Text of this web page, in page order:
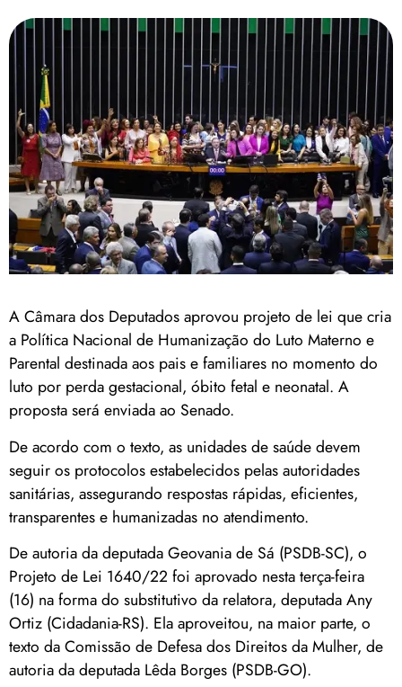
A Câmara dos Deputados aprovou projeto de lei que cria
a Política Nacional de Humanização do Luto Materno e
Parental destinada aos pais e familiares no momento do
luto por perda gestacional, óbito fetal e neonatal. A
proposta será enviada ao Senado.
De acordo com o texto, as unidades de saúde devem
seguir os protocolos estabelecidos pelas autoridades
sanitárias, assegurando respostas rápidas, eficientes,
transparentes e humanizadas no atendimento.
De autoria da deputada Geovania de Sá (PSDB-SC), o
Projeto de Lei 1640/22 foi aprovado nesta terça-feira
(16) na forma do substitutivo da relatora, deputada Any
Ortiz (Cidadania-RS). Ela aproveitou, na maior parte, o
texto da Comissão de Defesa dos Direitos da Mulher, de
autoria da deputada Lêda Borges (PSDB-GO).